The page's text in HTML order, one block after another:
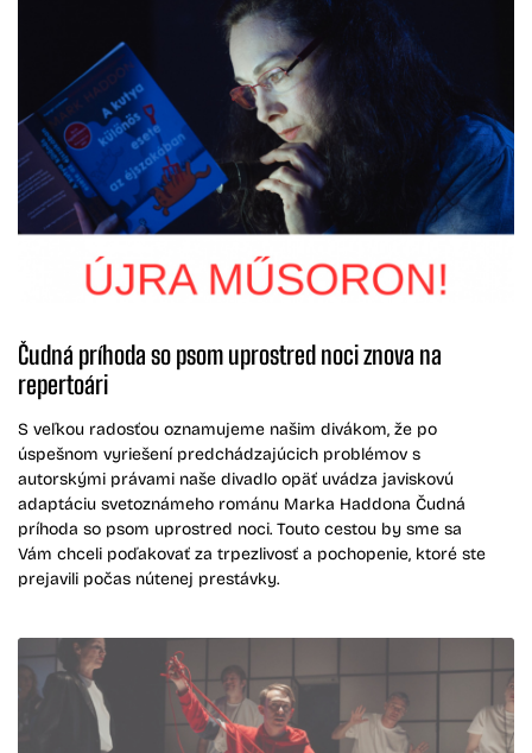
Čudná príhoda so psom uprostred noci znova na
repertoári
S veľkou radosťou oznamujeme našim divákom, že po
úspešnom vyriešení predchádzajúcich problémov s
autorskými právami naše divadlo opäť uvádza javiskovú
adaptáciu svetoznámeho románu Marka Haddona Čudná
príhoda so psom uprostred noci. Touto cestou by sme sa
Vám chceli poďakovať za trpezlivosť a pochopenie, ktoré ste
prejavili počas nútenej prestávky.